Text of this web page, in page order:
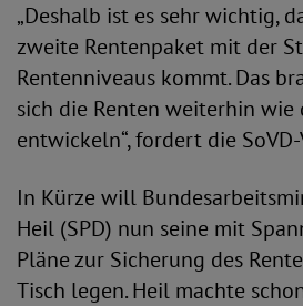
„Deshalb ist es sehr wichtig,
zweite Rentenpaket mit der
Rentenniveaus kommt. Das
sich die Renten weiterhin wie
entwickeln“, fordert die
In Kürze will
Heil (SPD) nun seine mit
Pläne zur Sicherung des
Tisch legen. Heil machte